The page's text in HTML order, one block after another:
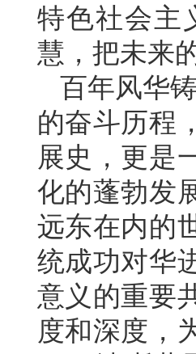
特色社会主
慧，把未来
百年风华
的奋斗历程
展史，更是
化的蓬勃发
远东在内的
统成功对华
意义的重要
度和深度，